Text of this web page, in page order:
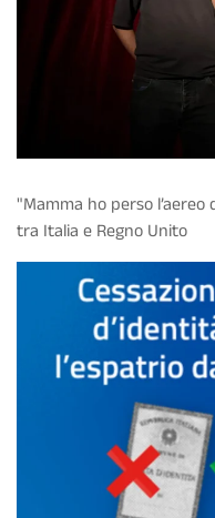
"Mamma ho perso l’aereo
tra Italia e Regno Unito